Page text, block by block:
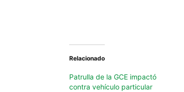
Relacionado
Patrulla de la GCE impactó
contra vehículo particular